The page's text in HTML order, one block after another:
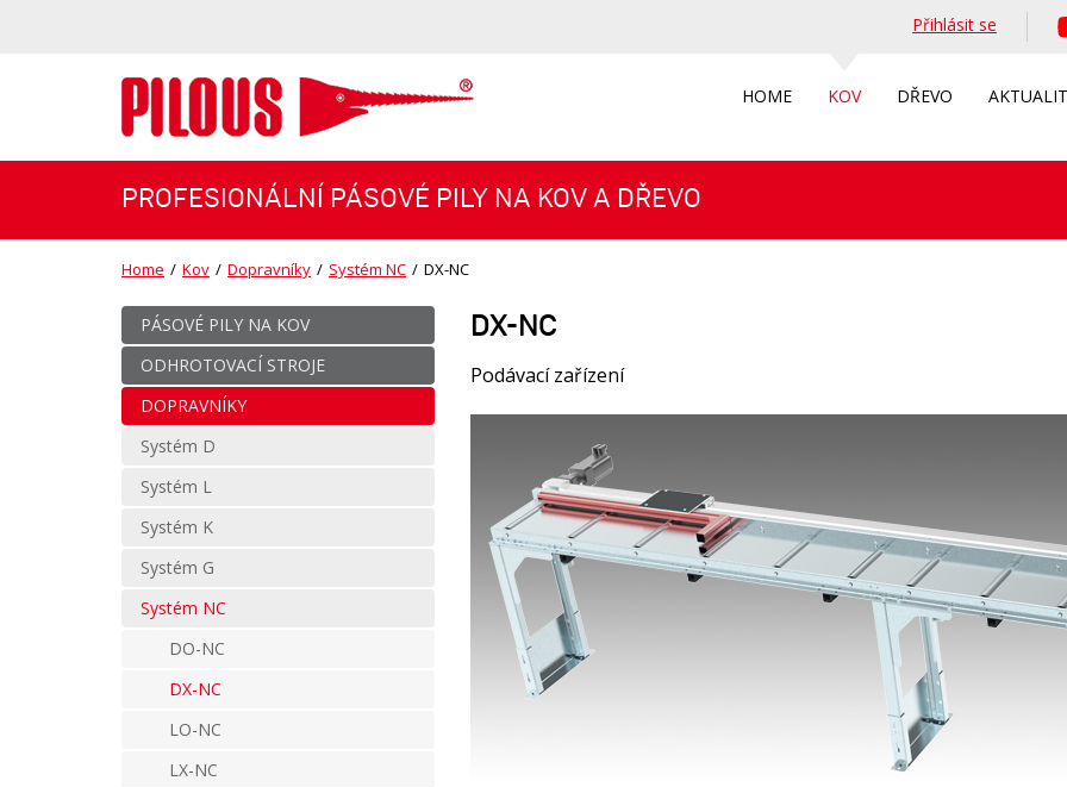
Přihlásit se
HOME KOV DŘEVO
PROFESIONÁLNÍ PÁSOVÉ PILY NA KOV A DŘEVO
Home / Kov / Dopravníky / Systém NC / DX-NC
PÁSOVÉ PILY NA KOV
ODHROTOVACÍ STROJE
DOPRAVNÍKY
Systém D
Systém L
Systém K
Systém G
Systém NC
DO-NC
DX-NC
LO-NC
LX-NC
DX-NC
Podávací zařízení